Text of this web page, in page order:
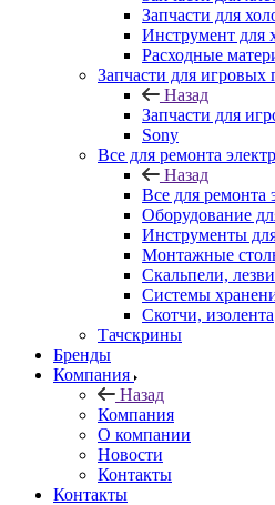
Запчасти для
Инструмент для
Расходные
Запчасти для игровых
Назад
Запчасти для
Sony
Все для ремонта
Назад
Все для ремонта
Оборудование
Инструменты
Монтажные
Скальпели,
Системы
Скотчи, изолента
Тачскрины
Бренды
Компания
Назад
Компания
О компании
Новости
Контакты
Контакты